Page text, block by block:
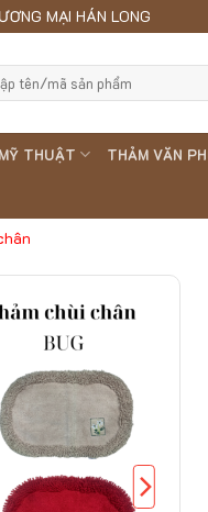
MẠI HÁN LONG
THUẬT THẢM VĂN